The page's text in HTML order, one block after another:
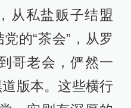
从私盐贩子结盟
的“茶会”，从罗
哥老会，俨然一
版本。这些横行